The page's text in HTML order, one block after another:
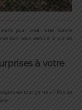
pour avoir une bonne
bon vous semble, il y a de
à votre
en tout genre » ? Pas de